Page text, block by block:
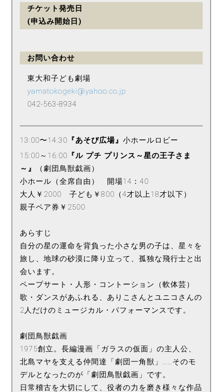
チケット発売日
(申込み開始日)
お問い合わせ
東大和子ども劇場
yamatokogeki@yahoo.co.jp
042-563-8934
13:00〜14:30 『あそび広場』 小ホールロビー
15:00～16:00 『ル プチ プリンス～星の王子さま
～』
（劇団鳥獣戯画）
小ホール（全席自由） 開場14：40
大人￥2000 子ども￥800（4才以上18才以下）
親子ペア券￥2500
あらすじ
自分の星の運命を背負った小さな男の子は、星々を
旅し、地球の砂漠に降り立って、孤独な飛行士と出
会います。
ペープサート・人形・コントーション（軟体芸）
歌・ダンスがあふれる、ありこさんとユニコさんの
2人だけのミュージカル・パフォーマンスです。
劇団鳥獣戯画
1975創立。長編漫画「ガラスの仮面」の主人公、
北島マヤを支える仲間達「劇団一角獣」……そのモ
デルとなったのが「劇団鳥獣戯画」です。
日常稽古を大切にして、役者の力を磨き様々な作品